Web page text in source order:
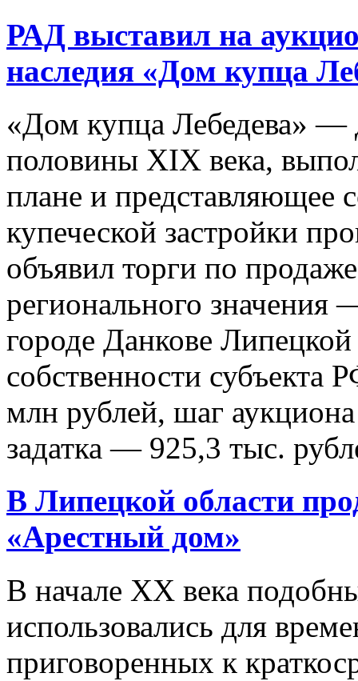
РАД выставил на
наследия «Дом купца
«Дом купца Лебедева» —
половины XIX века,
плане и представляющее
купеческой застройки
объявил торги по
регионального
городе Данкове
собственности субъекта
млн рублей, шаг
задатка — 925,3 тыс.
В Липецкой области
«Арестный дом»
В начале XX века
использовались для
приговоренных к